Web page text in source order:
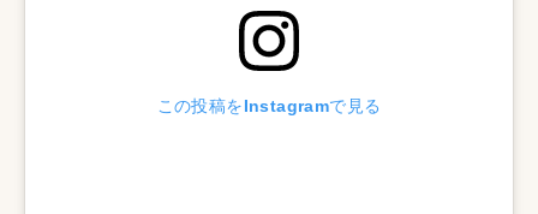
この投稿をInstagramで見る